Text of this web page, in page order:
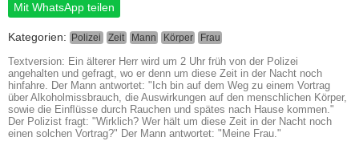
Mit WhatsApp teilen
Kategorien: Polizei Zeit Mann Körper Frau
Textversion: Ein älterer Herr wird um 2 Uhr früh von der Polizei
angehalten und gefragt, wo er denn um diese Zeit in der Nacht noch
hinfahre. Der Mann antwortet: "Ich bin auf dem Weg zu einem Vortrag
über Alkoholmissbrauch, die Auswirkungen auf den menschlichen Körper,
sowie die Einﬂüsse durch Rauchen und spätes nach Hause kommen."
Der Polizist fragt: "Wirklich? Wer hält um diese Zeit in der Nacht noch
einen solchen Vortrag?" Der Mann antwortet: "Meine Frau."